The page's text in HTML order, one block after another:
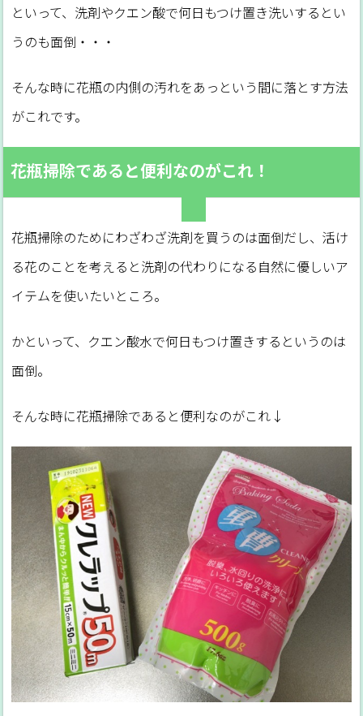
といって、洗剤やクエン酸で何日もつけ置き洗いするとい
うのも面倒・・・
そんな時に花瓶の内側の汚れをあっという間に落とす方法
がこれです。
花瓶掃除であると便利なのがこれ！
花瓶掃除のためにわざわざ洗剤を買うのは面倒だし、活け
る花のことを考えると洗剤の代わりになる自然に優しいア
イテムを使いたいところ。
かといって、クエン酸水で何日もつけ置きするというのは
面倒。
そんな時に花瓶掃除であると便利なのがこれ↓